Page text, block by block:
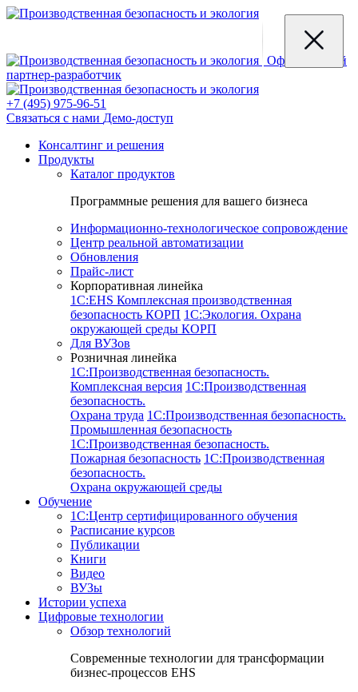
Официальный
партнер-разработчик
+7 (495) 975-96-51
Связаться с нами Демо-доступ
Консалтинг и решения
Продукты
Каталог продуктов
Программные решения для вашего бизнеса
Информационно-технологическое сопровождение
Центр реальной автоматизации
Обновления
Прайс-лист
Корпоративная линейка
1С:EHS Комплексная производственная
безопасность КОРП 1С:Экология. Охрана
окружающей среды КОРП
Для ВУЗов
Розничная линейка
1C:Производственная безопасность.
Комплексная версия 1C:Производственная
безопасность.
Охрана труда 1C:Производственная безопасность.
Промышленная безопасность
1C:Производственная безопасность.
Пожарная безопасность 1C:Производственная
безопасность.
Охрана окружающей среды
Обучение
1C:Центр сертифицированного обучения
Расписание курсов
Публикации
Книги
Видео
ВУЗы
Истории успеха
Цифровые технологии
Обзор технологий
Современные технологии для трансформации
бизнес-процессов EHS